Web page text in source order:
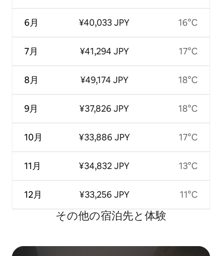
6月
7月
8月
9月
10月
11月
12月
¥40,033 JPY
¥41,294 JPY
¥49,174 JPY
¥37,826 JPY
¥33,886 JPY
¥34,832 JPY
¥33,256 JPY
16°C
17°C
18°C
18°C
17°C
13°C
11°C
その他の宿⁠泊⁠先と体⁠験